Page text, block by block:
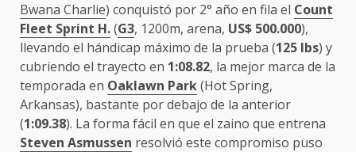
Bwana Charlie) conquistó por 2° año en fila el Count
Fleet Sprint H.(G3, 1200m, arena, US$ 500.000),
llevando el hándicap máximo de la prueba (125 lbs) y
cubriendo el trayecto en 1:08.82, la mejor marca de la
temporada en Oaklawn Park(Hot Spring,
Arkansas), bastante por debajo de la anterior
(1:09.38). La forma fácil en que el zaino que entrena
Steven Asmussen resolvió este compromiso puso